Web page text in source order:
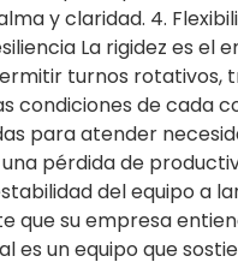
y claridad. 4.
La rigidez es el
turnos rotativos,
condiciones de cada
para atender
pérdida de
del equipo a
que su empresa
es un equipo que